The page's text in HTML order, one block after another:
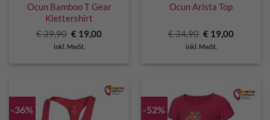
Ocun Bamboo T Gear
Klettershirt
€39,90 Ursprünglicher
Preis
war:
€ 19,00Aktueller
inkl. MwSt.
Ocun Arista Top
€34,90 Ursprünglicher
Preis
war:
€ 19,00
inkl. MwSt.
-36% -52%